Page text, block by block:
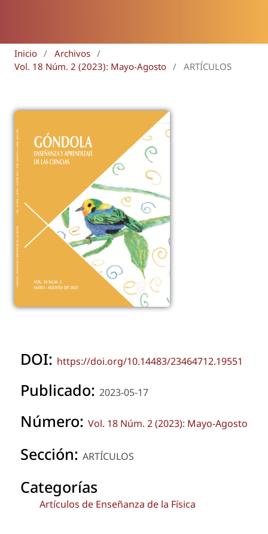
Inicio / Archivos /
Vol. 18 Núm. 2 (2023): Mayo-Agosto / ARTÍCULOS
DOI: https://doi.org/10.14483/23464712.19551
Publicado: 2023-05-17
Número: Vol. 18 Núm. 2 (2023): Mayo-Agosto
Sección: ARTÍCULOS
Categorías
Artículos de Enseñanza de la Física